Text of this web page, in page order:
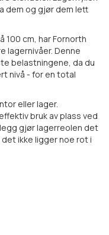
dem og gjør dem lett
100 cm, har Fornorth
lagernivåer. Denne
belastningene, da du
nivå - for en total
eller lager.
bruk av plass ved
gjør lagerreolen det
ikke ligger noe rot i